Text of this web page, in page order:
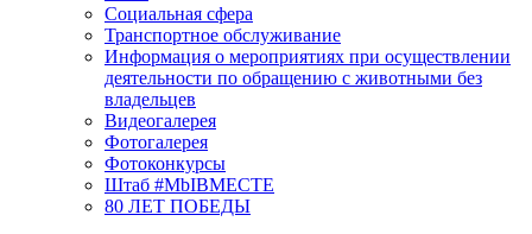
Социальная сфера
Транспортное обслуживание
Информация о мероприятиях при осуществлении
деятельности по обращению с животными без
владельцев
Видеогалерея
Фотогалерея
Фотоконкурсы
Штаб #MbIBMECTE
80 ЛЕТ ПОБЕДЫ